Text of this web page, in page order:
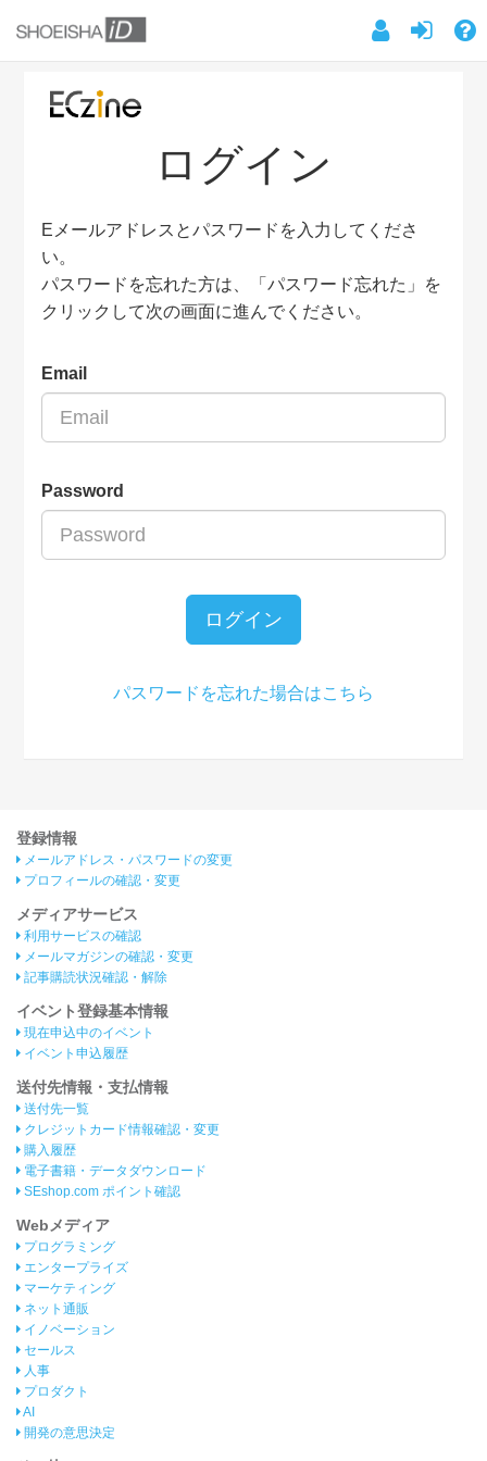
ログイン
Eメールアドレスとパスワードを入力してくださ
い。
パスワードを忘れた方は、「パスワード忘れた」を
クリックして次の画面に進んでください。
Email
Password
ログイン
パスワードを忘れた場合はこちら
登録情報
メールアドレス・パスワードの変更
プロフィールの確認・変更
メディアサービス
利用サービスの確認
メールマガジンの確認・変更
記事購読状況確認・解除
イベント登録基本情報
現在申込中のイベント
イベント申込履歴
送付先情報・支払情報
送付先一覧
クレジットカード情報確認・変更
購入履歴
電子書籍・データダウンロード
SEshop.com ポイント確認
Webメディア
プログラミング
エンタープライズ
マーケティング
ネット通販
イノベーション
セールス
人事
プロダクト
AI
開発の意思決定